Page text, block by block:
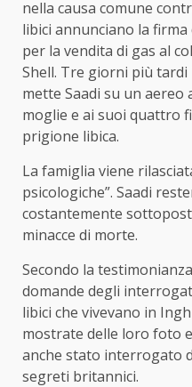
nella causa comune
libici annunciano la
per la vendita di gas al
Shell. Tre giorni più tardi
mette Saadi su un aereo
moglie e ai suoi quattro
prigione libica.
La famiglia viene
psicologiche”. Saadi
costantemente
minacce di morte.
Secondo la
domande degli
libici che vivevano in
mostrate delle loro foto
anche stato interrogato
segreti britannici.